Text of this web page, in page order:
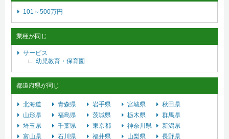
101～500万円
業種が同じ
サービス
幼児教育・保育園
都道府県が同じ
北海道 青森県 岩手県 宮城県
秋田県
山形県
福島県 茨城県 栃木県
群馬県
埼玉県
千葉県 東京都 神奈川県
新潟県
富山県
石川県 福井県 山梨県
長野県